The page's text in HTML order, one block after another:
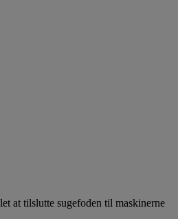
at tilslutte sugefoden til maskinerne